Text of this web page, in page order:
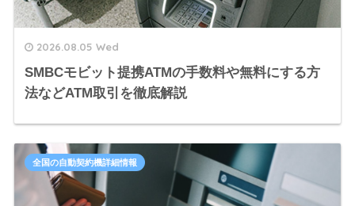
2026.08.05 Wed
SMBCモビット提携ATMの手数料や無料にする方
法などATM取引を徹底解説
全国の自動契約機詳細情報